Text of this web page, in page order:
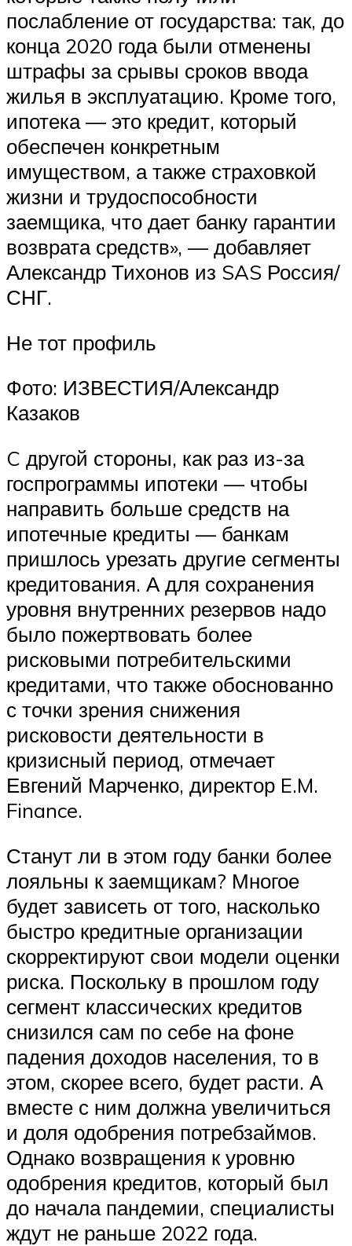
послабление от государства: так, до
конца 2020 года были отменены
штрафы за срывы сроков ввода
жилья в эксплуатацию. Кроме того,
ипотека — это кредит, который
обеспечен конкретным
имуществом, а также страховкой
жизни и трудоспособности
заемщика, что дает банку гарантии
возврата средств», — добавляет
Александр Тихонов из SAS Россия/
СНГ.
Не тот профиль
Фото: ИЗВЕСТИЯ/Александр
Казаков
C другой стороны, как раз из-за
госпрограммы ипотеки — чтобы
направить больше средств на
ипотечные кредиты — банкам
пришлось урезать другие сегменты
кредитования. А для сохранения
уровня внутренних резервов надо
было пожертвовать более
рисковыми потребительскими
кредитами, что также обоснованно
с точки зрения снижения
рисковости деятельности в
кризисный период, отмечает
Евгений Марченко, директор E.M.
Finance.
Станут ли в этом году банки более
лояльны к заемщикам? Многое
будет зависеть от того, насколько
быстро кредитные организации
скорректируют свои модели оценки
риска. Поскольку в прошлом году
сегмент классических кредитов
снизился сам по себе на фоне
падения доходов населения, то в
этом, скорее всего, будет расти. А
вместе с ним должна увеличиться
и доля одобрения потребзаймов.
Однако возвращения к уровню
одобрения кредитов, который был
до начала пандемии, специалисты
ждут не раньше 2022 года.